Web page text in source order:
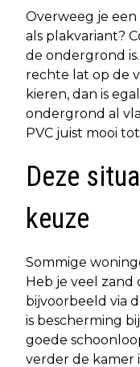
Overweeg je een
als plakvariant?
de ondergrond
rechte lat op de
kieren, dan is
ondergrond al
PVC juist mooi
Deze
keuze
Sommige
Heb je veel zand
bijvoorbeeld via
is bescherming
goede
verder de kamer